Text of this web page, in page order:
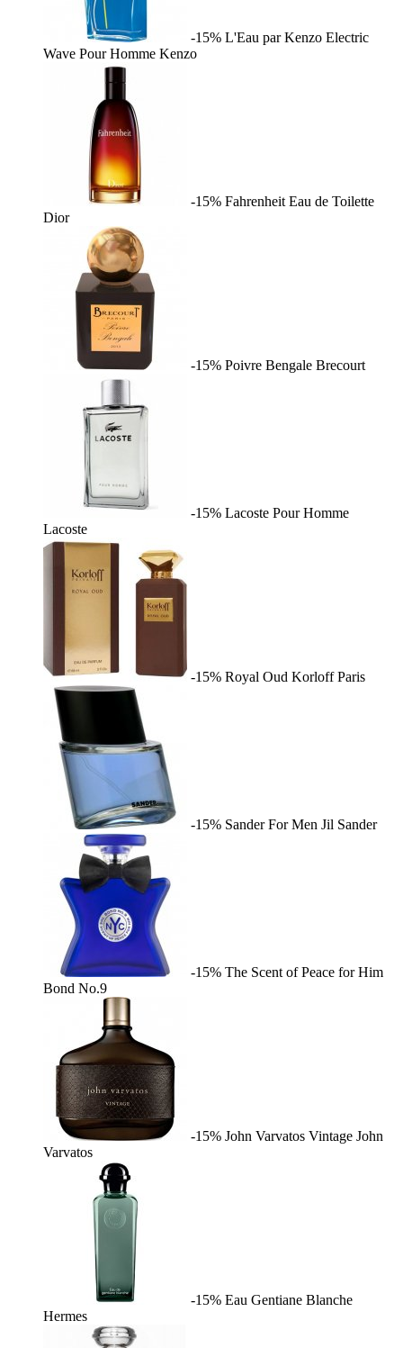
-15% L'Eau par Kenzo Electric
Wave Pour Homme Kenzo
-15% Fahrenheit Eau de Toilette
Dior
-15% Poivre Bengale Brecourt
-15% Lacoste Pour Homme
Lacoste
-15% Royal Oud Korloff Paris
-15% Sander For Men Jil Sander
-15% The Scent of Peace for Him
Bond No.9
-15% John Varvatos Vintage John
Varvatos
-15% Eau Gentiane Blanche
Hermes